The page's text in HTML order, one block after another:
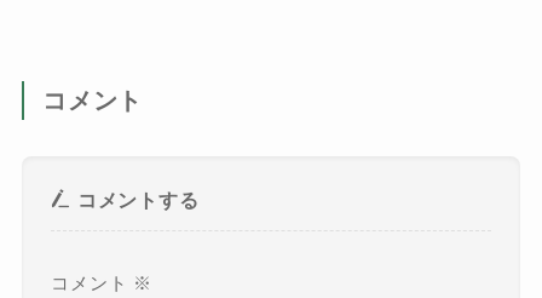
コメント
コメントする
コメント ※